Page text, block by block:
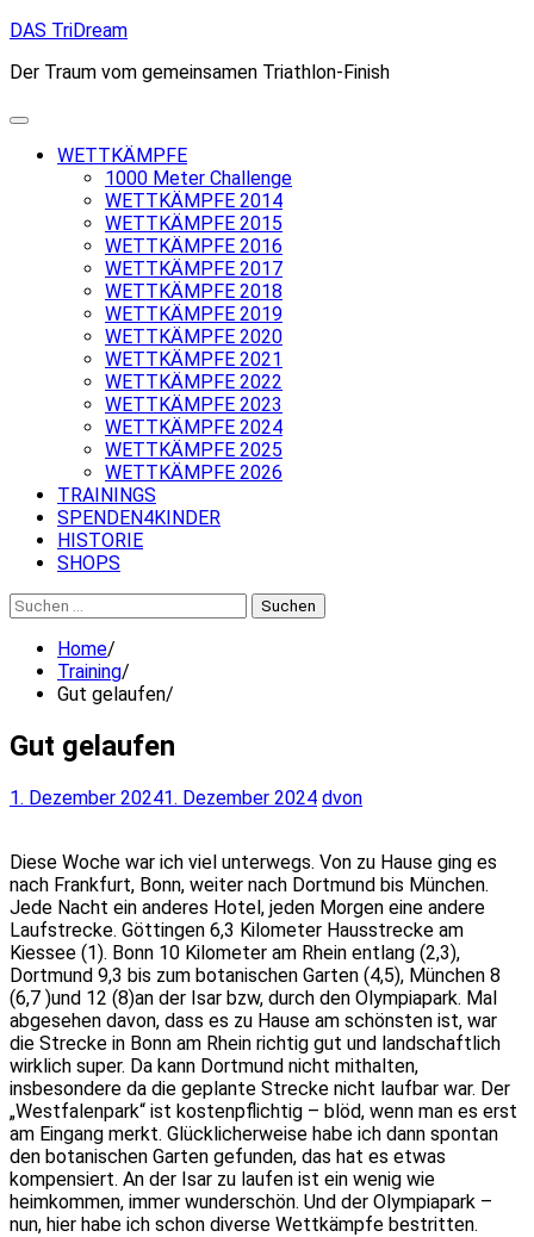
Skip
content
DAS TriDream
Der Traum vom gemeinsamen Triathlon-Finish
WETTKÄMPFE
1000 Meter Challenge
WETTKÄMPFE 2014
WETTKÄMPFE 2015
WETTKÄMPFE 2016
WETTKÄMPFE 2017
WETTKÄMPFE 2018
WETTKÄMPFE 2019
WETTKÄMPFE 2020
WETTKÄMPFE 2021
WETTKÄMPFE 2022
WETTKÄMPFE 2023
WETTKÄMPFE 2024
WETTKÄMPFE 2025
WETTKÄMPFE 2026
TRAININGS
SPENDEN4KINDER
HISTORIE
SHOPS
Suchen
nach:
Home
Training
Gut gelaufen
Gut gelaufen
1. Dezember 20241. Dezember 2024 dvon
Diese Woche war ich viel unterwegs. Von zu Hause ging es
nach Frankfurt, Bonn, weiter nach Dortmund bis München.
Jede Nacht ein anderes Hotel, jeden Morgen eine andere
Laufstrecke. Göttingen 6,3 Kilometer Hausstrecke am
Kiessee (1). Bonn 10 Kilometer am Rhein entlang (2,3),
Dortmund 9,3 bis zum botanischen Garten (4,5), München 8
(6,7 )und 12 (8)an der Isar bzw, durch den Olympiapark. Mal
abgesehen davon, dass es zu Hause am schönsten ist, war
die Strecke in Bonn am Rhein richtig gut und landschaftlich
wirklich super. Da kann Dortmund nicht mithalten,
insbesondere da die geplante Strecke nicht laufbar war. Der
„Westfalenpark“ ist kostenpflichtig – blöd, wenn man es erst
am Eingang merkt. Glücklicherweise habe ich dann spontan
den botanischen Garten gefunden, das hat es etwas
kompensiert. An der Isar zu laufen ist ein wenig wie
heimkommen, immer wunderschön. Und der Olympiapark –
nun, hier habe ich schon diverse Wettkämpfe bestritten.